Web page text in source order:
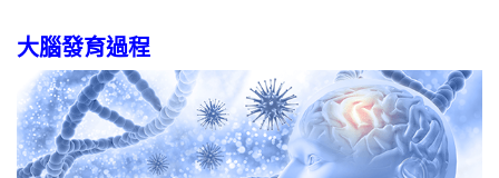
大腦發育過程